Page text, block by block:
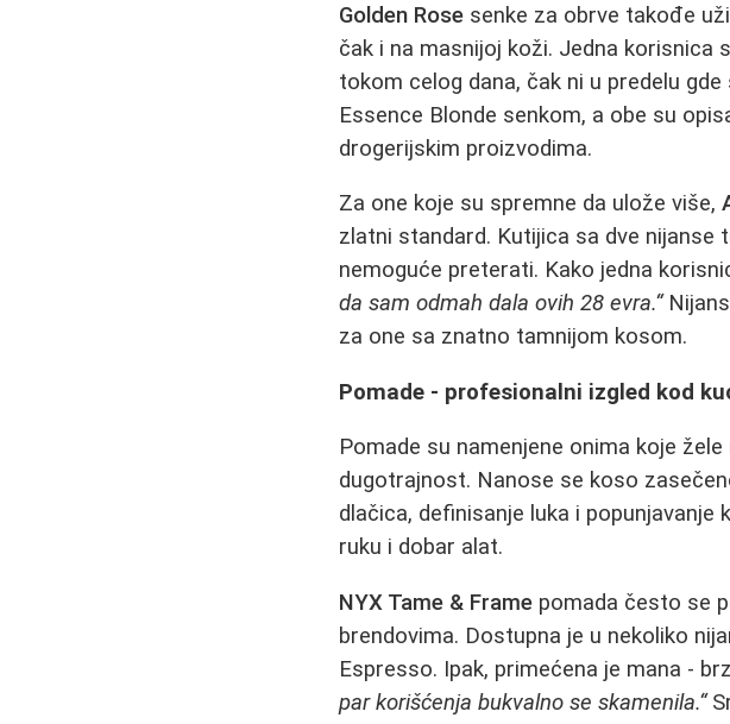
Golden Rose senke za obrve takođe
čak i na masnijoj koži. Jedna korisnica
tokom celog dana, čak ni u predelu
Essence Blonde senkom, a obe su
drogerijskim proizvodima.
Za one koje su spremne da ulože više,
zlatni standard. Kutijica sa dve nijanse
nemoguće preterati. Kako jedna
da sam odmah dala ovih 28 evra.“
za one sa znatno tamnijom kosom.
Pomade - profesionalni izgled kod
Pomade su namenjene onima koje
dugotrajnost. Nanose se koso
dlačica, definisanje luka i
ruku i dobar alat.
NYX Tame & Frame pomada često se
brendovima. Dostupna je u nekoliko
Espresso. Ipak, primećena je mana -
par korišćenja bukvalno se skamenila.“